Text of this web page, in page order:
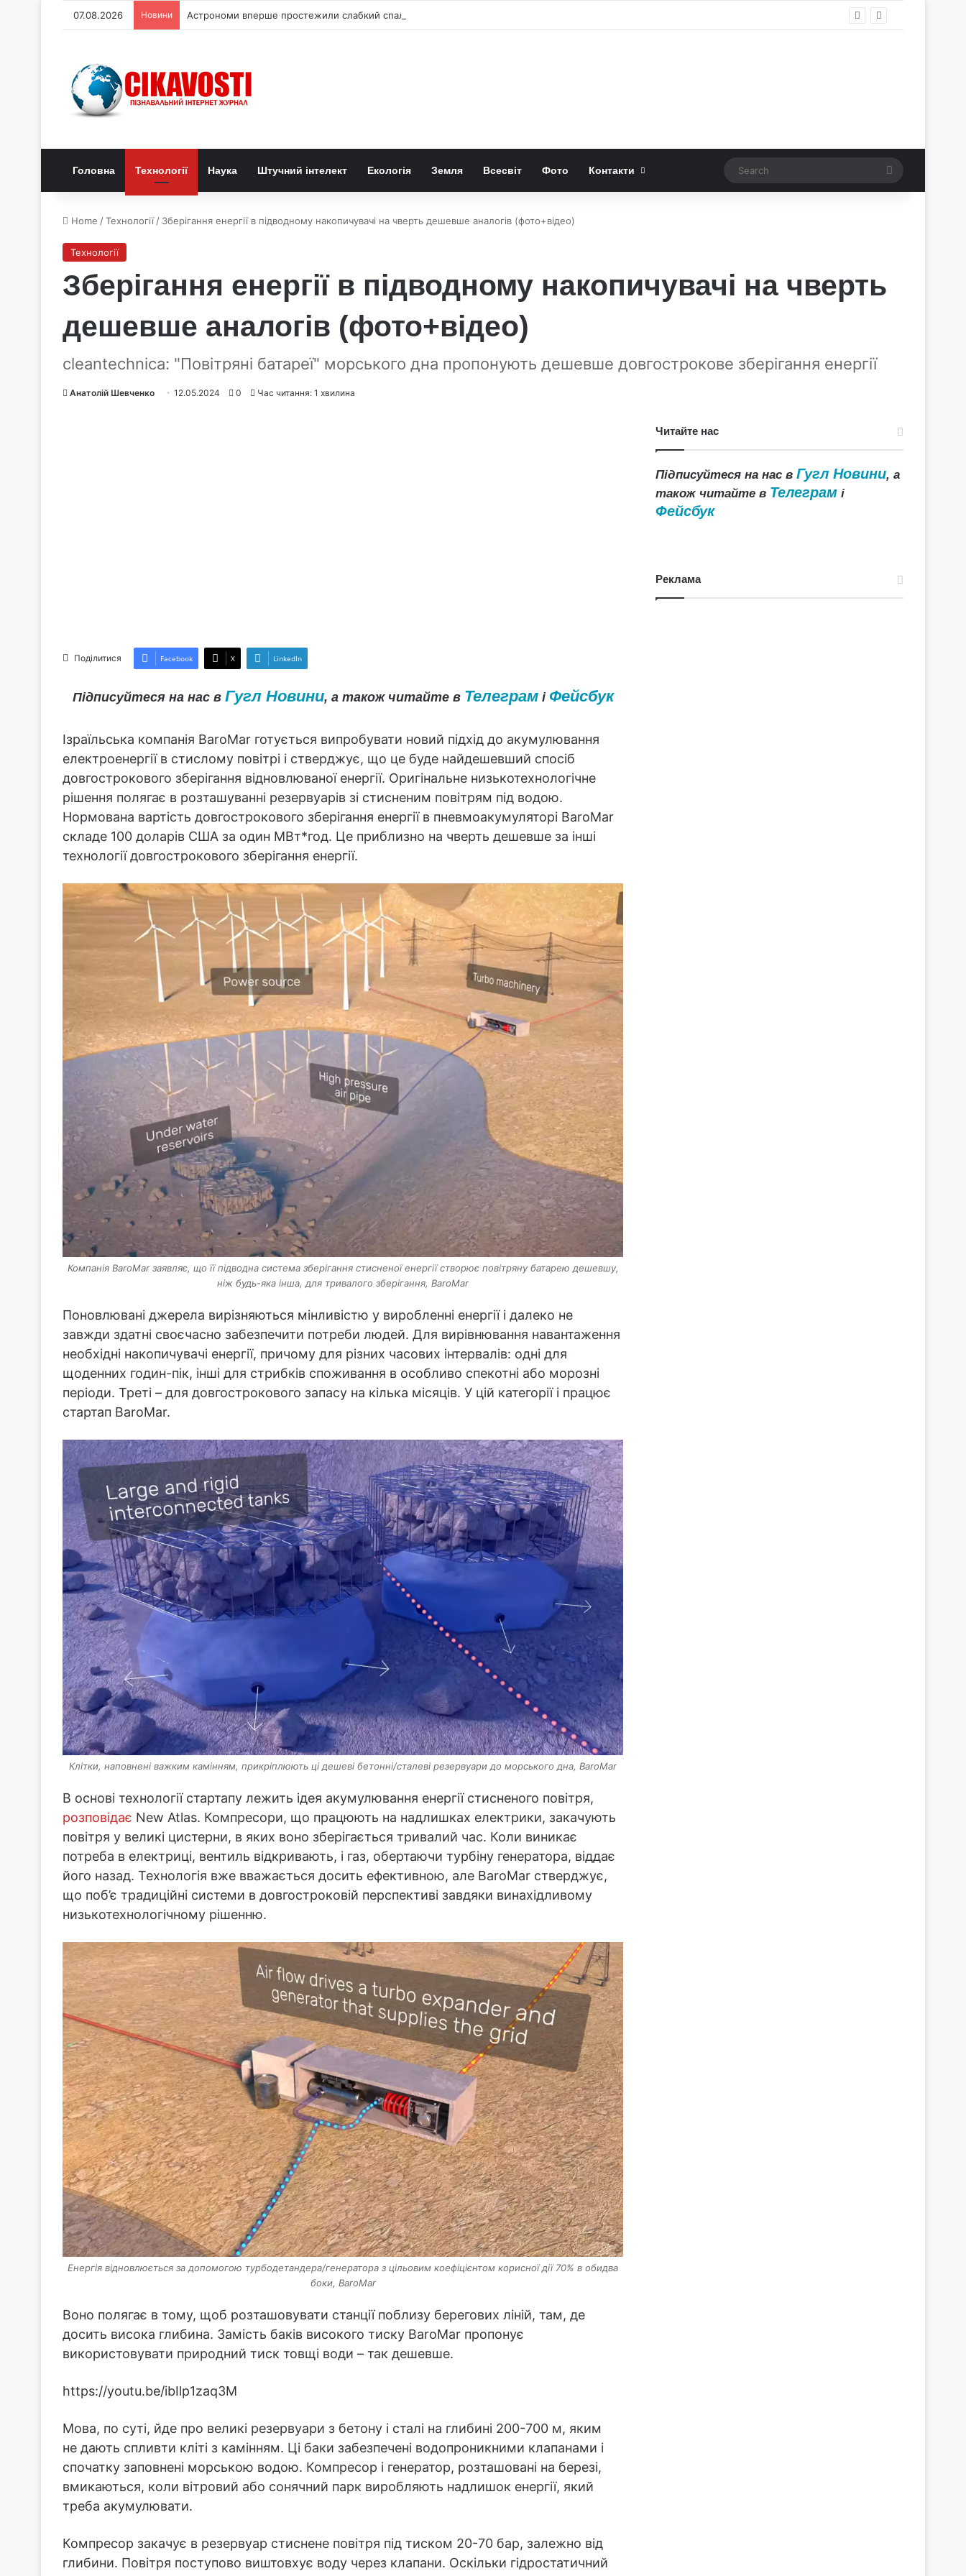
07.08.2026 Новини Астрономи вперше простежили слабкий спалах шокового прориву наднової
Головна Технології Наука Штучний інтелект Екологія Земля Всесвіт Фото Контакти Search
Home /Технології / Зберігання енергії в підводному накопичувачі на чверть дешевше аналогів (фото+відео)
Технології
Зберігання енергії в підводному накопичувачі на чверть
дешевше аналогів (фото+відео)
cleantechnica: "Повітряні батареї" морського дна пропонують дешевше довгострокове зберігання енергії
Анатолій Шевченко 12.05.2024 0 Час читання: 1 хвилина
Поділитися Facebook X LinkedIn
Підписуйтеся на нас в Гугл Новини, а також читайте в Телеграмі Фейсбук
Ізраїльська компанія BaroMar готується випробувати новий підхід до акумулювання
електроенергії в стислому повітрі і стверджує, що це буде найдешевший спосіб
довгострокового зберігання відновлюваної енергії. Оригінальне низькотехнологічне
рішення полягає в розташуванні резервуарів зі стисненим повітрям під водою.
Нормована вартість довгострокового зберігання енергії в пневмоакумуляторі BaroMar
складе 100 доларів США за один МВт*год. Це приблизно на чверть дешевше за інші
технології довгострокового зберігання енергії.
Компанія BaroMar заявляє, що її підводна система зберігання стисненої енергії створює повітряну батарею дешевшу,
ніж будь-яка інша, для тривалого зберігання, BaroMar
Поновлювані джерела вирізняються мінливістю у виробленні енергії і далеко не
завжди здатні своєчасно забезпечити потреби людей. Для вирівнювання навантаження
необхідні накопичувачі енергії, причому для різних часових інтервалів: одні для
щоденних годин-пік, інші для стрибків споживання в особливо спекотні або морозні
періоди. Треті – для довгострокового запасу на кілька місяців. У цій категорії і працює
стартап BaroMar.
Клітки, наповнені важким камінням, прикріплюють ці дешеві бетонні/сталеві резервуари до морського дна, BaroMar
В основі технології стартапу лежить ідея акумулювання енергії стисненого повітря,
розповідає New Atlas. Компресори, що працюють на надлишках електрики, закачують
повітря у великі цистерни, в яких воно зберігається тривалий час. Коли виникає
потреба в електриці, вентиль відкривають, і газ, обертаючи турбіну генератора, віддає
його назад. Технологія вже вважається досить ефективною, але BaroMar стверджує,
що поб’є традиційні системи в довгостроковій перспективі завдяки винахідливому
низькотехнологічному рішенню.
Енергія відновлюється за допомогою турбодетандера/генератора з цільовим коефіцієнтом корисної дії 70% в обидва
боки, BaroMar
Воно полягає в тому, щоб розташовувати станції поблизу берегових ліній, там, де
досить висока глибина. Замість баків високого тиску BaroMar пропонує
використовувати природний тиск товщі води – так дешевше.
https://youtu.be/ibIlp1zaq3M
Мова, по суті, йде про великі резервуари з бетону і сталі на глибині 200-700 м, яким
не дають спливти кліті з камінням. Ці баки забезпечені водопроникними клапанами і
спочатку заповнені морською водою. Компресор і генератор, розташовані на березі,
вмикаються, коли вітровий або сонячний парк виробляють надлишок енергії, який
треба акумулювати.
Компресор закачує в резервуар стиснене повітря під тиском 20-70 бар, залежно від
глибини. Повітря поступово виштовхує воду через клапани. Оскільки гідростатичний
Читайте нас
Підписуйтеся на нас вГугл Новини, а
також читайте в Телеграм і
Фейсбук
Реклама